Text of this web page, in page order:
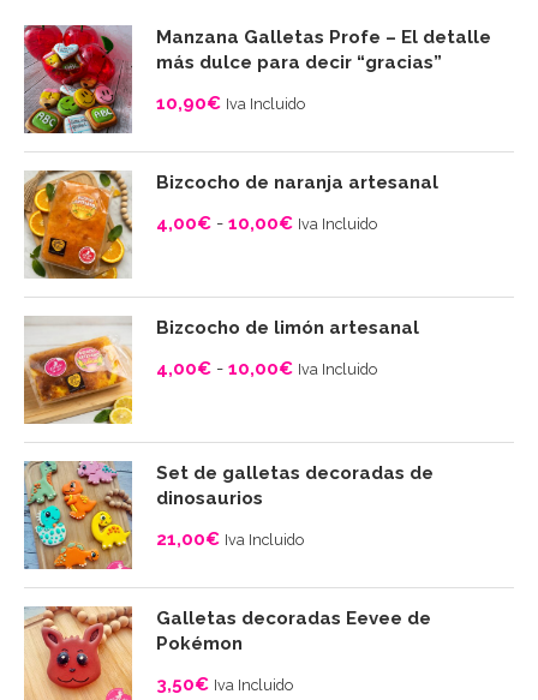
Manzana Galletas Profe – El detalle
más dulce para decir “gracias”
10,90€ Iva Incluido
Bizcocho de naranja artesanal
4,00€ - 10,00€
Rango
de
precios:
desde
4,00€
hasta
Iva Incluido
Bizcocho de limón artesanal
4,00€ - 10,00€
Rango
de
precios:
desde
4,00€
hasta
Iva Incluido
Set de galletas decoradas de
dinosaurios
21,00€ Iva Incluido
Galletas decoradas Eevee de
Pokémon
3,50€ Iva Incluido